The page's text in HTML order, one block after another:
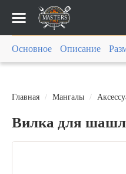
Каталог
Главная Мангалы
Вилка для
Основное Описание